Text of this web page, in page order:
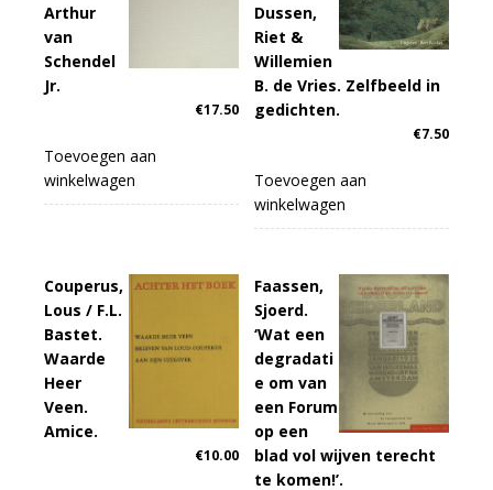
Arthur
van
Schendel
Jr.
€17.50
Toevoegen aan
winkelwagen
Dussen,
Riet &
Willemien
B. de Vries. Zelfbeeld in
gedichten.
€7.50
Toevoegen aan
winkelwagen
Couperus,
Lous / F.L.
Bastet.
Waarde
Heer
Veen.
Amice.
€10.00
Faassen,
Sjoerd.
‘Wat een
degradati
e om van
een Forum
op een
blad vol wijven terecht
te komen!’.